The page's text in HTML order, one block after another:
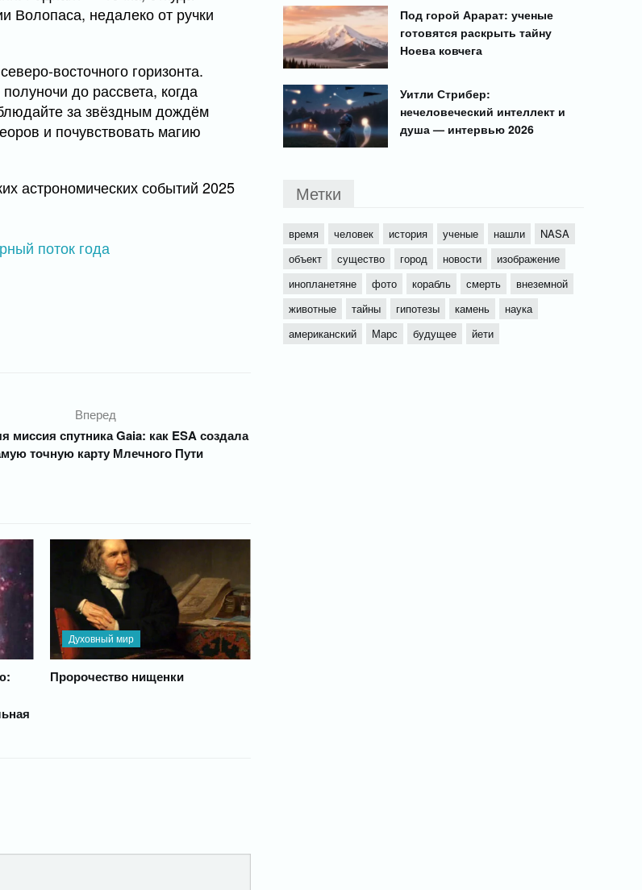
Волопаса, недалеко от ручки
восточного горизонта.
до рассвета, когда
за звёздным дождём
и почувствовать магию
астрономических событий 2025
Вперед
миссия спутника Gaia: как ESA создала
точную карту Млечного Пути
Духовный мир
Пророчество нищенки
Под горой Арарат: ученые
готовятся раскрыть тайну
Ноева ковчега
Уитли Стрибер:
нечеловеческий интеллект и
душа — интервью 2026
Метки
время человек история ученые нашли
NASA
объект
существо город новости
изображение
инопланетяне
фото корабль смерть
внеземной
животные
тайны гипотезы камень
наука
американский
Марс будущее йети